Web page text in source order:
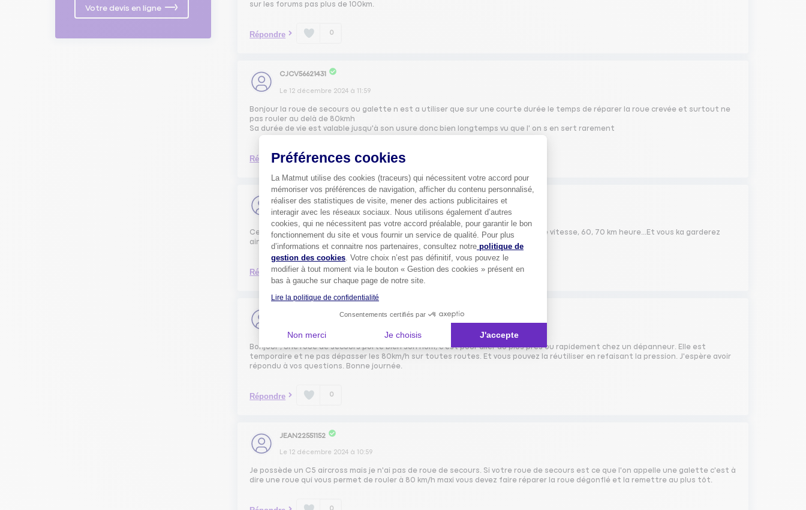
Votre devis en ligne
sur les forums pas plus de 100km.
Répondre 0
CJCV56621431
Le 12 décembre 2024 à 11:59
Bonjour la roue de secours ou galette n est a utiliser que sur une courte durée le temps de réparer la roue crevée et surtout ne
pas rouler au delà de 80kmh
Sa durée de vie est valable jusqu'à son usure donc bien longtemps vu que l' on s en sert rarement
Répondre 0
DANI64534232
Le12 décembre 2024à11:42
Cette roue est à utiliser que pour dépanner, donc, le moins possible, et à faible vitesse, 60, 70 km heure...Et vous ka garderez
ainsi très longtemps.
Répondre 0
Bonjour , une roue de secours porte bien son nom, c'est pour aller au plus près ou rapidement chez un dépanneur. Elle est
temporaire et ne pas dépasser les 80km/h sur toutes routes. Et vous pouvez la réutiliser en refaisant la pression. J'espère avoir
répondu à vos questions. Bonne journée.
Répondre 0
JEAN22551152
Le 12 décembre 2024 à 10:59
Je possède un C5 aircross mais je n'ai pas de roue de secours. Si votre roue de secours est ce que l'on appelle une galette c'est à
dire une roue qui vous permet de rouler à 80 km/h maxi vous devez faire réparer la roue dégonflé et la remettre au plus tôt.
Préférences cookies
La Matmut utilise des cookies (traceurs) qui nécessitent votre accord pour
mémoriser vos préférences de navigation, afficher du contenu personnalisé,
réaliser des statistiques de visite, mener des actions publicitaires et
interagir avec les réseaux sociaux. Nous utilisons également d’autres
cookies, qui ne nécessitent pas votre accord préalable, pour garantir le bon
fonctionnement du site et vous fournir un service de qualité. Pour plus
d’informations et connaitre nos partenaires, consultez notre politique de
gestion des cookies. Votre choix n’est pas définitif, vous pouvez le
modifier à tout moment via le bouton « Gestion des cookies » présent en
bas à gauche sur chaque page de notre site.
Lire la politique de confidentialité
Consentements certifiés par
Non merci Je choisis J'accepte
Axeptio consent